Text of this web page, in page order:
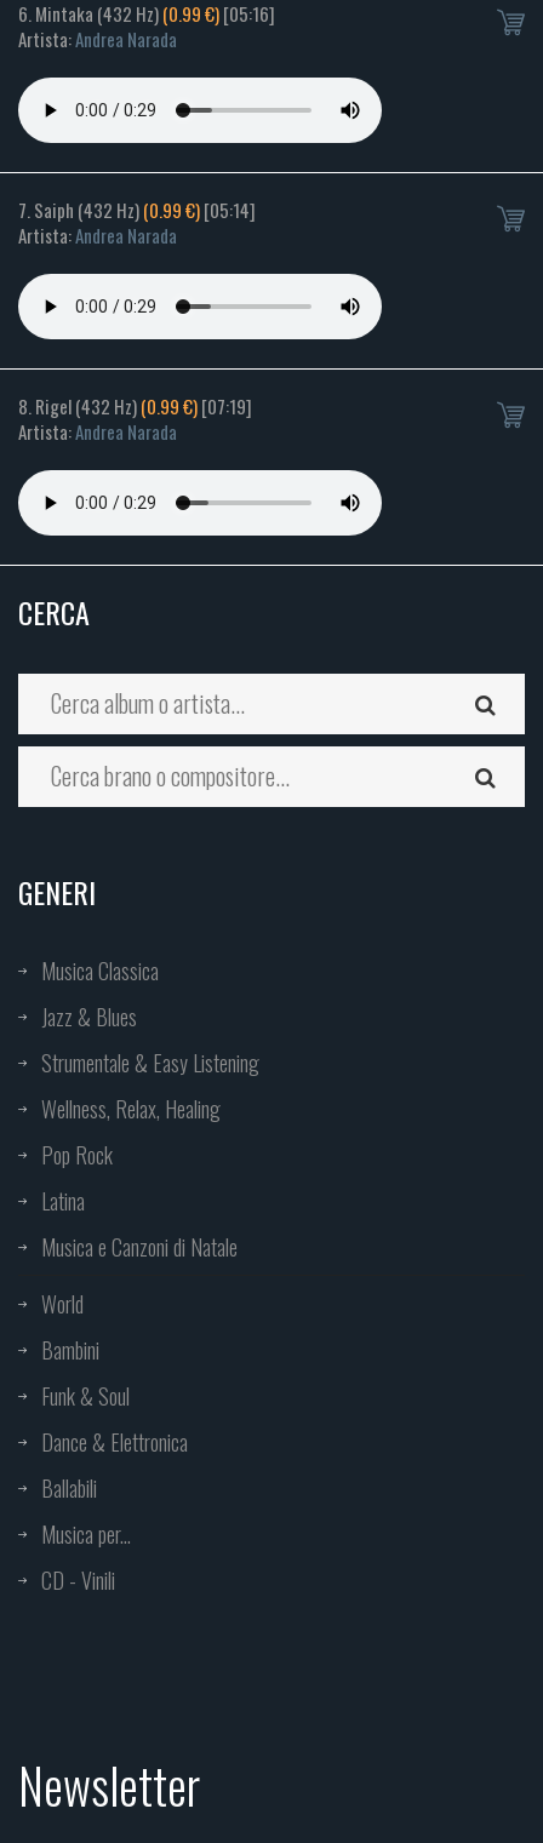
6. Mintaka (432 Hz)(0.99 €)[05:16]
Artista:Andrea Narada
7. Saiph (432 Hz)(0.99 €)[05:14]
Artista:Andrea Narada
8. Rigel (432 Hz)(0.99 €)[07:19]
Artista:Andrea Narada
CERCA
GENERI
Musica Classica
Jazz & Blues
Strumentale & Easy Listening
Wellness, Relax, Healing
Pop Rock
Latina
Musica e Canzoni di Natale
World
Bambini
Funk & Soul
Dance & Elettronica
Ballabili
Musica per...
CD - Vinili
Newsletter